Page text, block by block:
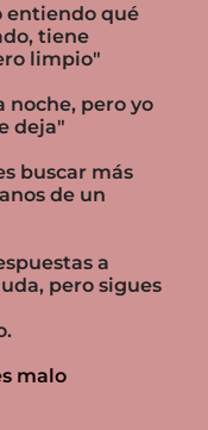
entiendo qué
tiene
limpio"
noche, pero yo
deja"
buscar más
de un
a
pero sigues
malo